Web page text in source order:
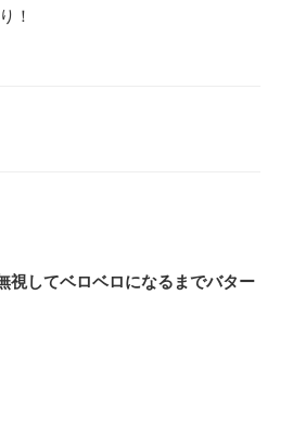
！
視してベロベロになるまでバター